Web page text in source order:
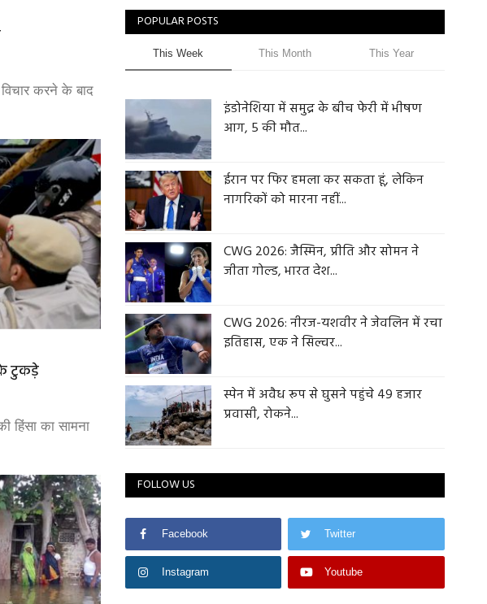
करने के बाद
टुकड़े
का सामना
POPULAR POSTS
This Week This Month This Year
इंडोनेशिया में समुद्र के बीच फेरी में भीषण
आग, 5 की मौत...
ईरान पर फिर हमला कर सकता हूं, लेकिन
नागरिकों को मारना नहीं...
CWG 2026: जैस्मिन, प्रीति और सोमन ने
जीता गोल्ड, भारत देश...
CWG 2026: नीरज-यशवीर ने जेवलिन में रचा
इतिहास, एक ने सिल्वर...
स्पेन में अवैध रूप से घुसने पहुंचे 49 हजार
प्रवासी, रोकने...
FOLLOW US
Facebook Twitter
Instagram Youtube